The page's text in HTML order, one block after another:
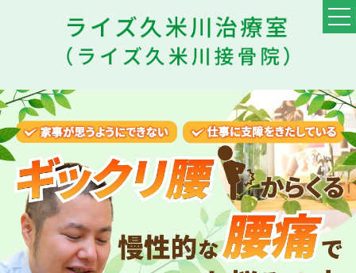
料金・メニュー
初めての方へ
他院との違い
患者様の声